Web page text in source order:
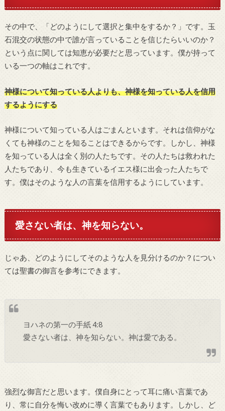
その中で、「どのようにして選択と集中をするか？」です。玉
石混交の状態の中で誰が言っていることを信じたらいいのか？
という点に関しては知恵が必要だと思っています。僕が持って
いる一つの軸はこれです。
神様について知っている人よりも、神様を知っている人を信用
するようにする
神様について知っている人はごまんといます。それは信仰がな
くても神様のことを知ることはできるからです。しかし、神様
を知っている人は全く別の人たちです。その人たちは救われた
人たちであり、今も生きているイエス様に出会った人たちで
す。僕はそのような人の言葉を信用するようにしています。
愛さない者は、神を知らない。
じゃあ、どのようにしてそのような人を見分けるのか？につい
ては聖書の御言を参考にできます。
ヨハネの第一の手紙 4:8
愛さない者は、神を知らない。神は愛である。
強烈な御言だと思います。僕自身にとって耳に痛い言葉であ
り、常に自分を悔い改めに導く言葉でもあります。しかし、ど